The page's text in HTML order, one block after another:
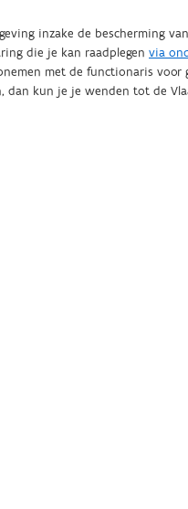
inzake de bescherming
die je kan raadplegen via
kun je je wenden tot de